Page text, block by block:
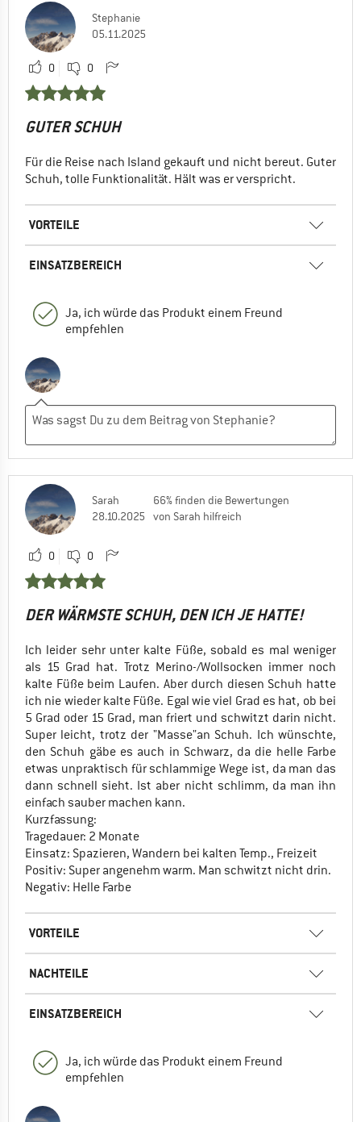
Stephanie
05.11.2025
0 0
GUTER SCHUH
Für die Reise nach Island gekauft und nicht bereut. Guter
Schuh, tolle Funktionalität. Hält was er verspricht.
VORTEILE
EINSATZBEREICH
Ja, ich würde das Produkt einem Freund
empfehlen
Sarah
28.10.2025
66% finden die Bewertungen
von Sarah hilfreich
0 0
DER WÄRMSTE SCHUH, DEN ICH JE HATTE!
Ich leider sehr unter kalte Füße, sobald es mal weniger
als 15 Grad hat. Trotz Merino-/Wollsocken immer noch
kalte Füße beim Laufen. Aber durch diesen Schuh hatte
ich nie wieder kalte Füße. Egal wie viel Grad es hat, ob bei
5 Grad oder 15 Grad, man friert und schwitzt darin nicht.
Super leicht, trotz der "Masse"an Schuh. Ich wünschte,
den Schuh gäbe es auch in Schwarz, da die helle Farbe
etwas unpraktisch für schlammige Wege ist, da man das
dann schnell sieht. Ist aber nicht schlimm, da man ihn
einfach sauber machen kann.
Kurzfassung:
Tragedauer: 2 Monate
Einsatz: Spazieren, Wandern bei kalten Temp., Freizeit
Positiv: Super angenehm warm. Man schwitzt nicht drin.
Negativ: Helle Farbe
VORTEILE
NACHTEILE
EINSATZBEREICH
Ja, ich würde das Produkt einem Freund
empfehlen